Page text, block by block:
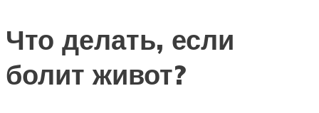
Что делать, если
болит живот?